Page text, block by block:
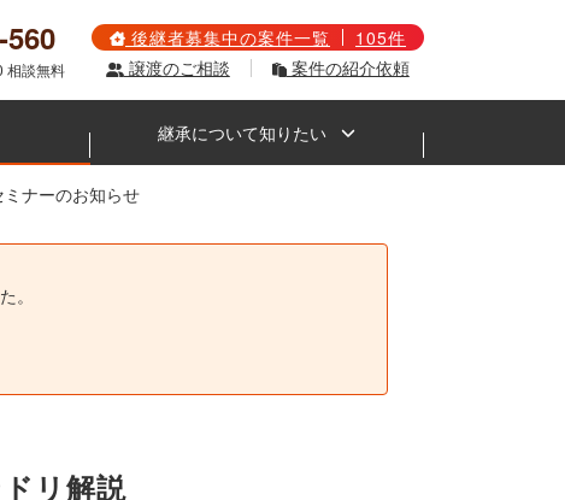
相談無料
後継者募集中の案件一覧
105件
譲渡のご相談
案件の紹介依頼
継承について知りたい
ナーのお知らせ
。
リ解説